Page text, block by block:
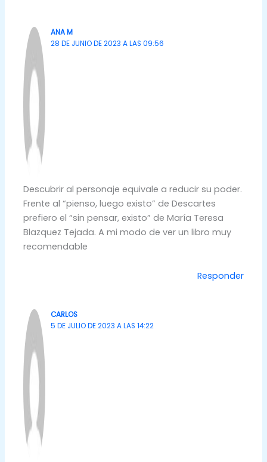
ANA M
28 DE JUNIO DE 2023 A LAS 09:56
Descubrir al personaje equivale a reducir su poder.
Frente al “pienso, luego existo” de Descartes
prefiero el “sin pensar, existo” de María Teresa
Blazquez Tejada. A mi modo de ver un libro muy
recomendable
Responder
CARLOS
5 DE JULIO DE 2023 A LAS 14:22